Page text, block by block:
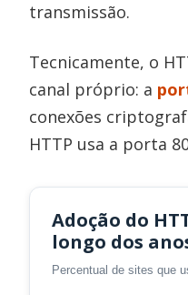
transmissão.
Tecnicamente, o
canal próprio: a
conexões
HTTP usa a porta
Adoção do
longo dos
Percentual de sites que